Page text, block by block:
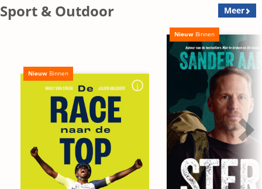
Sport & Outdoor Meer
Nieuw Binnen
Nieuw Binnen